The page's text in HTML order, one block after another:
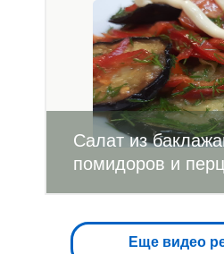
Салат из
помидоров и
Еще видео